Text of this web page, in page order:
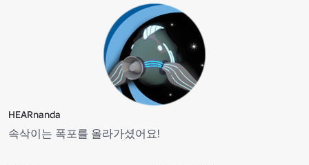
HEARnanda
속삭이는 폭포를 올라가셨어요!